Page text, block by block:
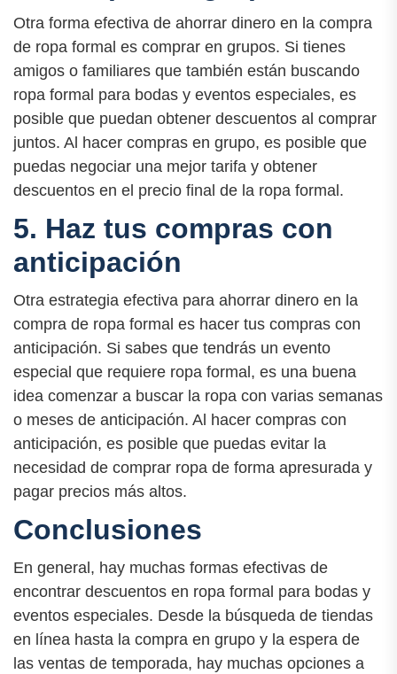
Otra forma efectiva de ahorrar dinero en la compra
de ropa formal es comprar en grupos. Si tienes
amigos o familiares que también están buscando
ropa formal para bodas y eventos especiales, es
posible que puedan obtener descuentos al comprar
juntos. Al hacer compras en grupo, es posible que
puedas negociar una mejor tarifa y obtener
descuentos en el precio final de la ropa formal.
5. Haz tus compras con
anticipación
Otra estrategia efectiva para ahorrar dinero en la
compra de ropa formal es hacer tus compras con
anticipación. Si sabes que tendrás un evento
especial que requiere ropa formal, es una buena
idea comenzar a buscar la ropa con varias semanas
o meses de anticipación. Al hacer compras con
anticipación, es posible que puedas evitar la
necesidad de comprar ropa de forma apresurada y
pagar precios más altos.
Conclusiones
En general, hay muchas formas efectivas de
encontrar descuentos en ropa formal para bodas y
eventos especiales. Desde la búsqueda de tiendas
en línea hasta la compra en grupo y la espera de
las ventas de temporada, hay muchas opciones a